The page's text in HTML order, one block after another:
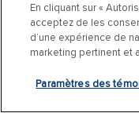
En cliquant sur «
acceptez de les
d’une expérience de
marketing pertinent et
Paramètres des